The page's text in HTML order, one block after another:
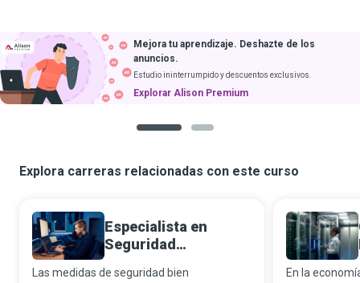
Mejora tu aprendizaje. Deshazte de los
anuncios.
Estudio ininterrumpido y descuentos exclusivos.
Explorar Alison Premium
Explora carreras relacionadas con este curso
Especialista en
Seguridad
Las medidas de seguridad bien En la